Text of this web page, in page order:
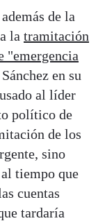
de la
la tramitación
"emergencia
en su
al líder
político de
de los
sino
tiempo que
cuentas
tardaría